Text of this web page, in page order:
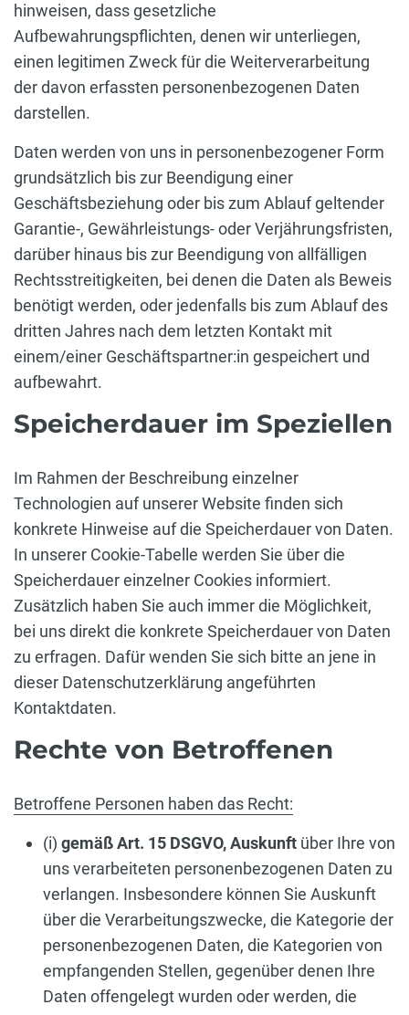
hinweisen, dass gesetzliche
Aufbewahrungspflichten, denen wir unterliegen,
einen legitimen Zweck für die Weiterverarbeitung
der davon erfassten personenbezogenen Daten
darstellen.
Daten werden von uns in personenbezogener Form
grundsätzlich bis zur Beendigung einer
Geschäftsbeziehung oder bis zum Ablauf geltender
Garantie-, Gewährleistungs- oder Verjährungsfristen,
darüber hinaus bis zur Beendigung von allfälligen
Rechtsstreitigkeiten, bei denen die Daten als Beweis
benötigt werden, oder jedenfalls bis zum Ablauf des
dritten Jahres nach dem letzten Kontakt mit
einem/einer Geschäftspartner:in gespeichert und
aufbewahrt.
Speicherdauer im Speziellen
Im Rahmen der Beschreibung einzelner
Technologien auf unserer Website finden sich
konkrete Hinweise auf die Speicherdauer von Daten.
In unserer Cookie-Tabelle werden Sie über die
Speicherdauer einzelner Cookies informiert.
Zusätzlich haben Sie auch immer die Möglichkeit,
bei uns direkt die konkrete Speicherdauer von Daten
zu erfragen. Dafür wenden Sie sich bitte an jene in
dieser Datenschutzerklärung angeführten
Kontaktdaten.
Rechte von Betroffenen
Betroffene Personen haben das Recht:
(i) gemäß Art. 15 DSGVO,Auskunft über Ihre von
uns verarbeiteten personenbezogenen Daten zu
verlangen. Insbesondere können Sie Auskunft
über die Verarbeitungszwecke, die Kategorie der
personenbezogenen Daten, die Kategorien von
empfangenden Stellen, gegenüber denen Ihre
Daten offengelegt wurden oder werden, die